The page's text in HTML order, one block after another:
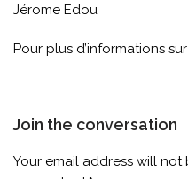
Jérome Edou
Pour plus d’informations
Join the conversation
Your email address will not